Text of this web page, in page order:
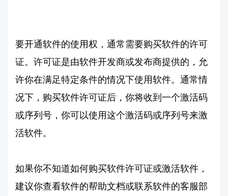
要开通软件的使用权，通常需要购买软件的许可
证。许可证是由软件开发商或发布商提供的，允
许你在满足特定条件的情况下使用软件。通常情
况下，购买软件许可证后，你将收到一个激活码
或序列号，你可以使用这个激活码或序列号来激
活软件。
如果你不知道如何购买软件许可证或激活软件，
建议你查看软件的帮助文档或联系软件的客服部